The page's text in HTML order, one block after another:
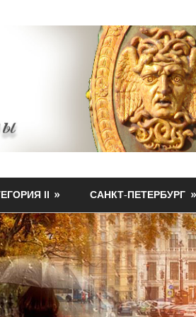
II САНКТ-ПЕТЕРБУРГ